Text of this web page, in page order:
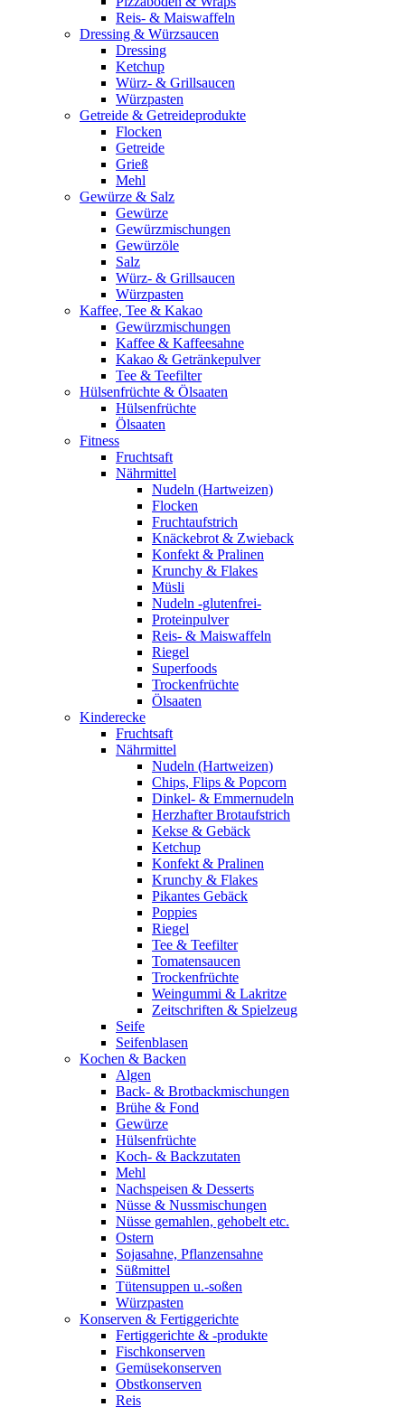
Reis- & Maiswaffeln
Dressing & Würzsaucen
Dressing
Ketchup
Würz- & Grillsaucen
Würzpasten
Getreide & Getreideprodukte
Flocken
Getreide
Grieß
Mehl
Gewürze & Salz
Gewürze
Gewürzmischungen
Gewürzöle
Salz
Würz- & Grillsaucen
Würzpasten
Kaffee, Tee & Kakao
Gewürzmischungen
Kaffee & Kaffeesahne
Kakao & Getränkepulver
Tee & Teefilter
Hülsenfrüchte & Ölsaaten
Hülsenfrüchte
Ölsaaten
Fitness
Fruchtsaft
Nährmittel
Nudeln (Hartweizen)
Flocken
Fruchtaufstrich
Knäckebrot & Zwieback
Konfekt & Pralinen
Krunchy & Flakes
Müsli
Nudeln -glutenfrei-
Proteinpulver
Reis- & Maiswaffeln
Riegel
Superfoods
Trockenfrüchte
Ölsaaten
Kinderecke
Fruchtsaft
Nährmittel
Nudeln (Hartweizen)
Chips, Flips & Popcorn
Dinkel- & Emmernudeln
Herzhafter Brotaufstrich
Kekse & Gebäck
Ketchup
Konfekt & Pralinen
Krunchy & Flakes
Pikantes Gebäck
Poppies
Riegel
Tee & Teefilter
Tomatensaucen
Trockenfrüchte
Weingummi & Lakritze
Zeitschriften & Spielzeug
Seife
Seifenblasen
Kochen & Backen
Algen
Back- & Brotbackmischungen
Brühe & Fond
Gewürze
Hülsenfrüchte
Koch- & Backzutaten
Mehl
Nachspeisen & Desserts
Nüsse & Nussmischungen
Nüsse gemahlen, gehobelt etc.
Ostern
Sojasahne, Pflanzensahne
Süßmittel
Tütensuppen u.-soßen
Würzpasten
Konserven & Fertiggerichte
Fertiggerichte & -produkte
Fischkonserven
Gemüsekonserven
Obstkonserven
Reis